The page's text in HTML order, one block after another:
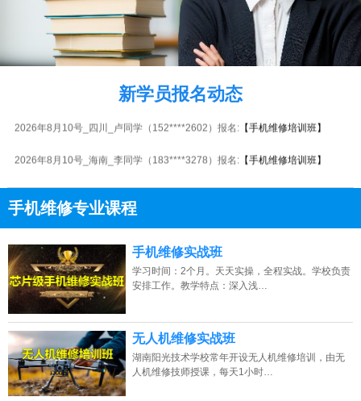
新学员报名动态
2026年8月10号_陕西_杨同学（187****1094）报名: 【手机维修培训班】
2026年8月10号_海南_张同学（137****1417）报名:【手机维修培训班】
2026年8月10号_贵州_马同学（133****4259）报名:【手机维修培训班】
2026年8月10号_四川_卢同学（152****2602）报名: 【手机维修培训班】
2026年8月10号_海南_李同学（183****3278）报名: 【手机维修培训班】
2026年8月10号_安徽_代同学（131****8091）报名:【手机维修培训班】
2026年8月10号_广西_刘同学（131****6793）报名:
2026年8月10号_江西_代同学（185****9855）报名:
2026年8月10号_上海_李同学（137****4384）报名: 【手机维修培训班】
2026年8月10号_广西_卢同学（134****6058）报名:
2026年8月10号_海南_张同学（184****0973）报名:
2026年8月10号_江西_代同学（135****8817）报名: 【手机维修培训班】
手机维修专业课程
点击免费咨询电话：13807313137
手机维修实战班
学习时间：2个月。天天实操，全程实战。学校负责
安排工作。教学特点：深入浅…
无人机维修实战班
湖南阳光技术学校常年开设无人机维修培训，由无
人机维修技师授课，每天1小时…